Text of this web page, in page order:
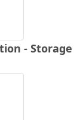
- Storage